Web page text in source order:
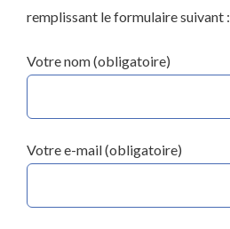
remplissant le formulaire suivant :
Votre nom (obligatoire)
Votre e-mail (obligatoire)